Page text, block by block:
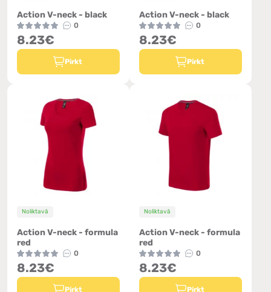
Action V-neck - black
0
8.23€
Pirkt
Action V-neck - black
0
8.23€
Pirkt
Noliktavā
Action V-neck - formula
red
0
8.23€
Pirkt
Noliktavā
Action V-neck - formula
red
0
8.23€
Pirkt